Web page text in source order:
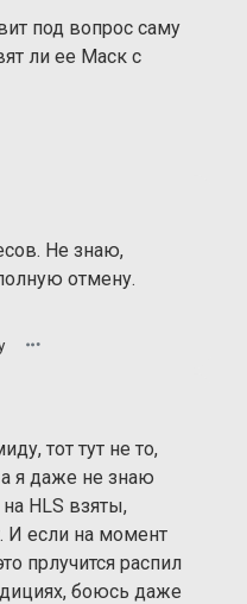
под вопрос саму
ли ее Маск с
Не знаю,
отмену.
тот тут не то,
я даже не знаю
HLS взяты,
И если на момент
прлучится распил
боюсь даже